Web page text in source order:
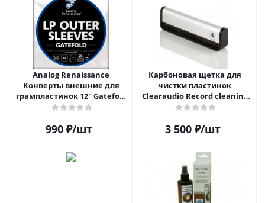
Analog Renaissance
Конверты внешние для
грампластинок 12" Gatefold
(25 шт)
990 ₽/шт
Карбоновая щетка для
чистки пластинок
Clearaudio Record cleaning
brush
3 500₽/шт